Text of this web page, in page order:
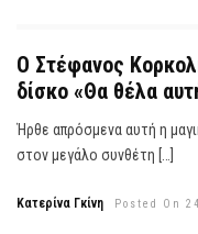
Ο Στέφανος
δίσκο «Θα θέλα
Ήρθε απρόσμενα αυτή η
στον μεγάλο συνθέτη […]
Κατερίνα Γκίνη Posted On